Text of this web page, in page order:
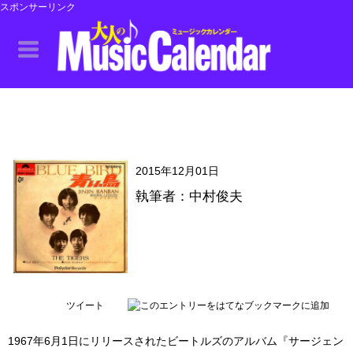
スポンサーリンク
2015年12月01日
執筆者：中村俊夫
ツイート
1967年6月1日にリリースされたビートルズのアルバム『サージェン